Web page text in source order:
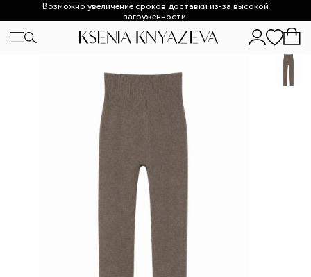
Возможно увеличение сроков доставки из-за высокой
загруженности.